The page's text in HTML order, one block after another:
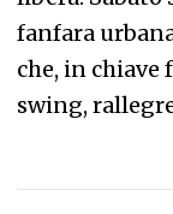
fanfara
che, in chiave
swing,